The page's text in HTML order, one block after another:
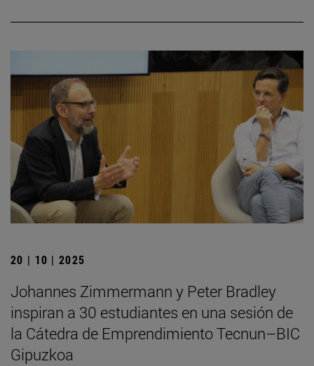
20 | 10 | 2025
Johannes Zimmermann y Peter Bradley
inspiran a 30 estudiantes en una sesión de
la Cátedra de Emprendimiento Tecnun–BIC
Gipuzkoa